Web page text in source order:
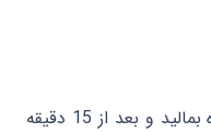
این ماسک را روی نواحی آسیب‌دیده بمالید و بعد از 15 دقیقه